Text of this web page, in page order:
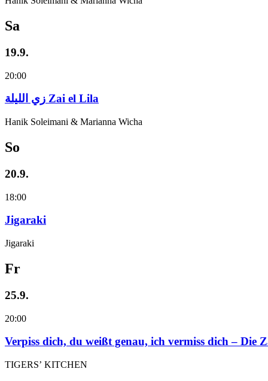
Sa
19.9.
20:00
زي‌ اللیلة Zai el Lila
Hanik Soleimani & Marianna Wicha
So
20.9.
18:00
Jigaraki
Jigaraki
Fr
25.9.
20:00
Verpiss dich, du weißt genau, ich vermiss dich – Die
TIGERS’ KITCHEN